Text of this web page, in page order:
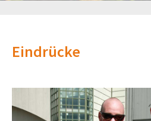
Eindrücke